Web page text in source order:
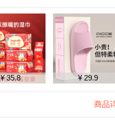
¥ 35.8 ¥ 29.9
商品